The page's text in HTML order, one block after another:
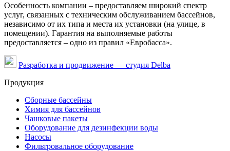
Особенность компании – предоставляем широкий спектр
услуг, связанных с техническим обслуживанием бассейнов,
независимо от их типа и места их установки (на улице, в
помещении). Гарантия на выполняемые работы
предоставляется – одно из правил «Евробасса».
Разработка и продвижение — студия Delba
Продукция
Сборные бассейны
Химия для бассейнов
Чашковые пакеты
Оборудование для дезинфекции воды
Насосы
Фильтровальное оборудование